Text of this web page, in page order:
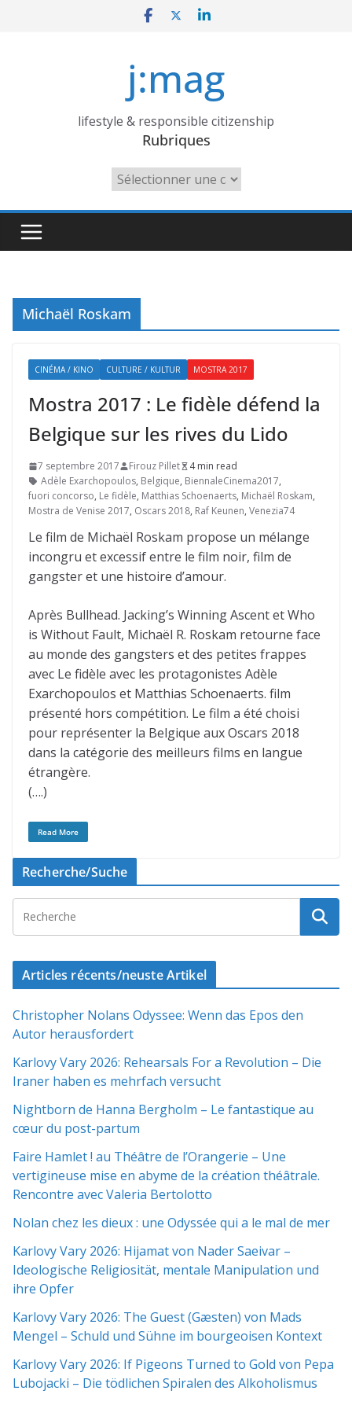
j:mag
lifestyle & responsible citizenship
Rubriques
Rubriques
Michaël Roskam
CINÉMA / KINO CULTURE / KULTUR MOSTRA 2017
Mostra 2017 : Le fidèle défend la
Belgique sur les rives du Lido
7 septembre 2017 Firouz Pillet
4 min read
Adèle Exarchopoulos, Belgique, BiennaleCinema2017,
fuori concorso, Le fidèle, Matthias Schoenaerts, Michaël Roskam,
Mostra de Venise 2017, Oscars 2018, Raf Keunen, Venezia74
Le film de Michaël Roskam propose un mélange
incongru et excessif entre le film noir, film de
gangster et une histoire d’amour.
Après Bullhead. Jacking’s Winning Ascent et Who
is Without Fault, Michaël R. Roskam retourne face
au monde des gangsters et des petites frappes
avec Le fidèle avec les protagonistes Adèle
Exarchopoulos et Matthias Schoenaerts. film
présenté hors compétition. Le film a été choisi
pour représenter la Belgique aux Oscars 2018
dans la catégorie des meilleurs films en langue
étrangère.
(….)
Read More
Recherche/Suche
Articles récents/neuste Artikel
Christopher Nolans Odyssee: Wenn das Epos den
Autor herausfordert
Karlovy Vary 2026: Rehearsals For a Revolution – Die
Iraner haben es mehrfach versucht
Nightborn de Hanna Bergholm – Le fantastique au
cœur du post-partum
Faire Hamlet ! au Théâtre de l’Orangerie – Une
vertigineuse mise en abyme de la création théâtrale.
Rencontre avec Valeria Bertolotto
Nolan chez les dieux : une Odyssée qui a le mal de mer
Karlovy Vary 2026: Hijamat von Nader Saeivar​​ –
Ideologische Religiosität, mentale Manipulation und
ihre Opfer
Karlovy Vary 2026: The Guest (Gæsten) von Mads
Mengel – Schuld und Sühne im bourgeoisen Kontext
Karlovy Vary 2026: If Pigeons Turned to Gold von Pepa
Lubojacki – Die tödlichen Spiralen des Alkoholismus